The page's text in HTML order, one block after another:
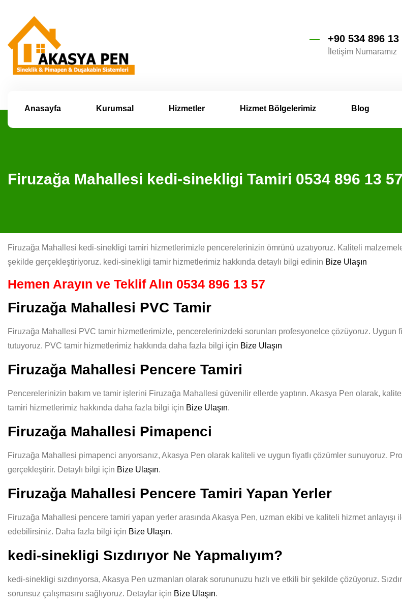
+90 534 896 13
İletişim Numaramız
Anasayfa Kurumsal Hizmetler Hizmet Bölgelerimiz Blog
Firuzağa Mahallesi kedi-sinekligi Tamiri 0534 896 13
Firuzağa Mahallesi kedi-sinekligi tamiri hizmetlerimizle pencerelerinizin ömrünü uzatıyoruz. Kaliteli
şekilde gerçekleştiriyoruz. kedi-sinekligi tamir hizmetlerimiz hakkında detaylı bilgi edinin Bize Ulaşın
Hemen Arayın ve Teklif Alın 0534 896 13 57
Firuzağa Mahallesi PVC Tamir
Firuzağa Mahallesi PVC tamir hizmetlerimizle, pencerelerinizdeki sorunları profesyonelce çözüyoruz.
tutuyoruz. PVC tamir hizmetlerimiz hakkında daha fazla bilgi için Bize Ulaşın
Firuzağa Mahallesi Pencere Tamiri
Pencerelerinizin bakım ve tamir işlerini Firuzağa Mahallesi güvenilir ellerde yaptırın. Akasya Pen olarak,
tamiri hizmetlerimiz hakkında daha fazla bilgi için Bize Ulaşın.
Firuzağa Mahallesi Pimapenci
Firuzağa Mahallesi pimapenci arıyorsanız, Akasya Pen olarak kaliteli ve uygun fiyatlı çözümler sunuyoruz.
gerçekleştirir. Detaylı bilgi için Bize Ulaşın.
Firuzağa Mahallesi Pencere Tamiri Yapan Yerler
Firuzağa Mahallesi pencere tamiri yapan yerler arasında Akasya Pen, uzman ekibi ve kaliteli hizmet
edebilirsiniz. Daha fazla bilgi için Bize Ulaşın.
kedi-sinekligi Sızdırıyor Ne Yapmalıyım?
kedi-sinekligi sızdırıyorsa, Akasya Pen uzmanları olarak sorununuzu hızlı ve etkili bir şekilde çözüyoruz.
sorunsuz çalışmasını sağlıyoruz. Detaylar için Bize Ulaşın.